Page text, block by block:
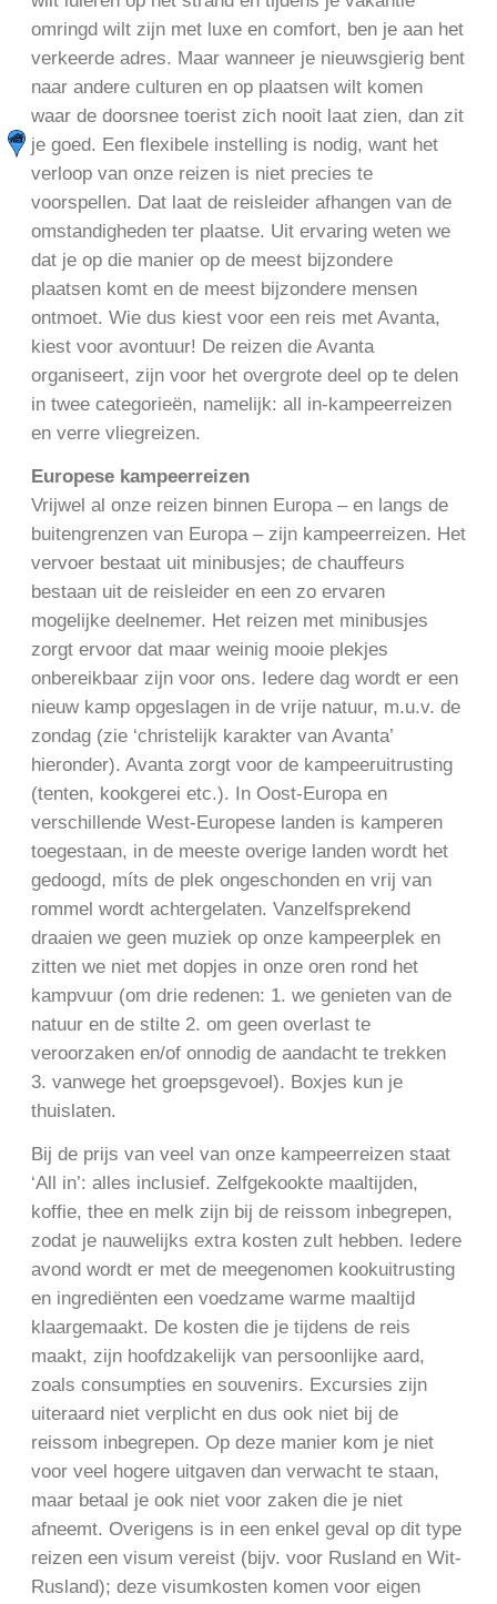
omringd wilt zijn met luxe en comfort, ben je aan het
verkeerde adres. Maar wanneer je nieuwsgierig bent
naar andere culturen en op plaatsen wilt komen
waar de doorsnee toerist zich nooit laat zien, dan zit
je goed. Een flexibele instelling is nodig, want het
verloop van onze reizen is niet precies te
voorspellen. Dat laat de reisleider afhangen van de
omstandigheden ter plaatse. Uit ervaring weten we
dat je op die manier op de meest bijzondere
plaatsen komt en de meest bijzondere mensen
ontmoet. Wie dus kiest voor een reis met Avanta,
kiest voor avontuur! De reizen die Avanta
organiseert, zijn voor het overgrote deel op te delen
in twee categorieën, namelijk: all in-kampeerreizen
en verre vliegreizen.
Europese kampeerreizen
Vrijwel al onze reizen binnen Europa – en langs de
buitengrenzen van Europa – zijn kampeerreizen. Het
vervoer bestaat uit minibusjes; de chauffeurs
bestaan uit de reisleider en een zo ervaren
mogelijke deelnemer. Het reizen met minibusjes
zorgt ervoor dat maar weinig mooie plekjes
onbereikbaar zijn voor ons. Iedere dag wordt er een
nieuw kamp opgeslagen in de vrije natuur, m.u.v. de
zondag (zie ‘christelijk karakter van Avanta’
hieronder). Avanta zorgt voor de kampeeruitrusting
(tenten, kookgerei etc.). In Oost-Europa en
verschillende West-Europese landen is kamperen
toegestaan, in de meeste overige landen wordt het
gedoogd, míts de plek ongeschonden en vrij van
rommel wordt achtergelaten. Vanzelfsprekend
draaien we geen muziek op onze kampeerplek en
zitten we niet met dopjes in onze oren rond het
kampvuur (om drie redenen: 1. we genieten van de
natuur en de stilte 2. om geen overlast te
veroorzaken en/of onnodig de aandacht te trekken
3. vanwege het groepsgevoel). Boxjes kun je
thuislaten.
Bij de prijs van veel van onze kampeerreizen staat
‘All in’: alles inclusief. Zelfgekookte maaltijden,
koffie, thee en melk zijn bij de reissom inbegrepen,
zodat je nauwelijks extra kosten zult hebben. Iedere
avond wordt er met de meegenomen kookuitrusting
en ingrediënten een voedzame warme maaltijd
klaargemaakt. De kosten die je tijdens de reis
maakt, zijn hoofdzakelijk van persoonlijke aard,
zoals consumpties en souvenirs. Excursies zijn
uiteraard niet verplicht en dus ook niet bij de
reissom inbegrepen. Op deze manier kom je niet
voor veel hogere uitgaven dan verwacht te staan,
maar betaal je ook niet voor zaken die je niet
afneemt. Overigens is in een enkel geval op dit type
reizen een visum vereist (bijv. voor Rusland en Wit-
Rusland); deze visumkosten komen voor eigen